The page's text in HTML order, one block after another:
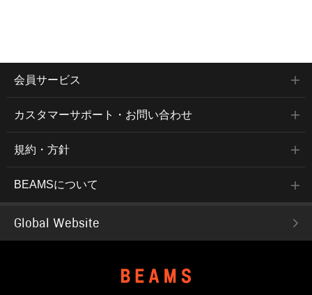
会員サービス
カスタマーサポート・お問い合わせ
規約・方針
BEAMSについて
Global Website